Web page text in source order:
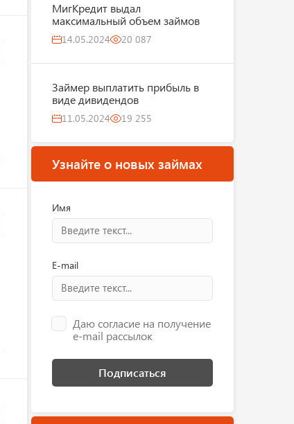
МигКредит выдал
максимальный объем займов
14.05.2024 20 087
Займер выплатить прибыль в
виде дивидендов
11.05.2024 19 255
Узнайте о новых займах
Имя
E-mail
Даю согласие на получение
e-mail рассылок
Подписаться